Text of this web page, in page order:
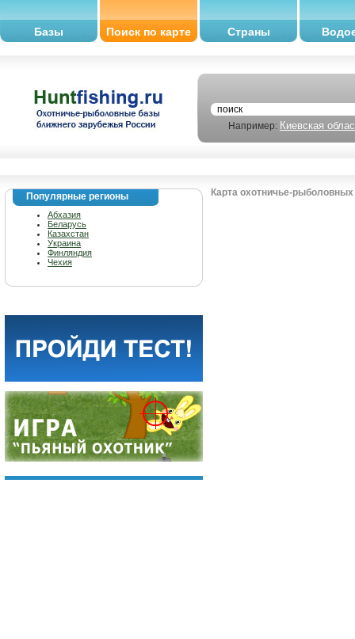
Базы Поиск по карте Страны
Например: Киевская
Популярные регионы
Абхазия
Беларусь
Казахстан
Украина
Финляндия
Чехия
Карта охотничье-рыболовных